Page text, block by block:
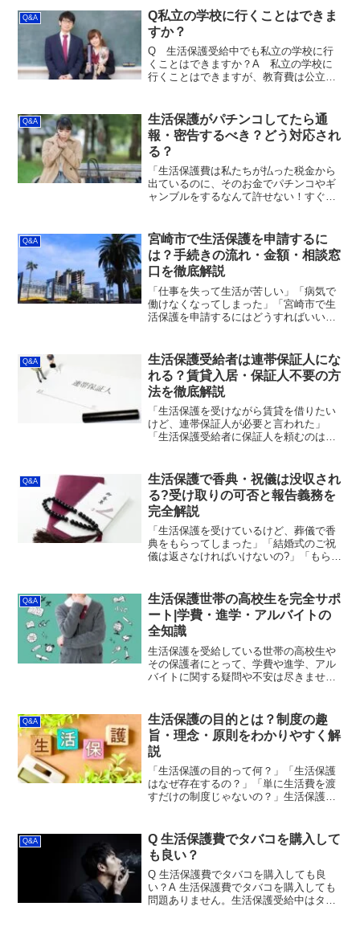
Q&A
Q私立の学校に行くことはできま
すか？
Q 生活保護受給中でも私立の学校に行
くことはできますか？A 私立の学校に
行くことはできますが、教育費は公立分
通学することは可能です。生活保護受給
中だからと言って、私立に...
Q&A
生活保護がパチンコしてたら通
報・密告するべき？どう対応され
る？
「生活保護費は私たちが払った税金から
出ているのに、そのお金でパチンコやギ
ャンブルをするなんて許せない！すぐに
に生活保護受給者がパチンコやギャンブ
ルをしている現場に遭遇し...
Q&A
宮崎市で生活保護を申請するに
は？手続きの流れ・金額・相談窓
口を徹底解説
「仕事を失って生活が苦しい」「病気で
働けなくなってしまった」「宮崎市で生
活保護を申請するにはどうすればいい
崎市における生活保護の申請方法・必要
書類・支給額の目安・相談窓...
Q&A
生活保護受給者は連帯保証人にな
れる？賃貸入居・保証人不要の方
法を徹底解説
「生活保護を受けながら賃貸を借りたい
けど、連帯保証人が必要と言われた」
「生活保護受給者に保証人を頼むのは無
て、住居確保における連帯保証人の問題
は非常に大きな壁となってい...
Q&A
生活保護で香典・祝儀は没収され
る?受け取りの可否と報告義務を
完全解説
「生活保護を受けているけど、葬儀で香
典をもらってしまった」「結婚式のご祝
儀は返さなければいけないの?」「もらっ
た不安を抱く方は非常に多くいらっしゃ
います。インターネッ...
Q&A
生活保護世帯の高校生を完全サポ
ート|学費・進学・アルバイトの
全知識
生活保護を受給している世帯の高校生や
その保護者にとって、学費や進学、アル
バイトに関する疑問や不安は尽きませ
扱い、大学進学の方法まで、具体的なデ
ータと実例を交えて詳しく解...
Q&A
生活保護の目的とは？制度の趣
旨・理念・原則をわかりやすく解
説
「生活保護の目的って何？」「生活保護
はなぜ存在するの？」「単に生活費を渡
すだけの制度じゃないの？」生活保護制
金を渡す制度」という表面的な理解にと
どまっていることがほとん...
Q&A
Q 生活保護費でタバコを購入して
も良い？
Q 生活保護費でタバコを購入しても良
い？A 生活保護費でタバコを購入しても
問題ありません。生活保護受給中はタバ